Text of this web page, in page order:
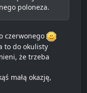
poloneza.
czerwonego
to do okulisty
że trzeba
małą okazję,